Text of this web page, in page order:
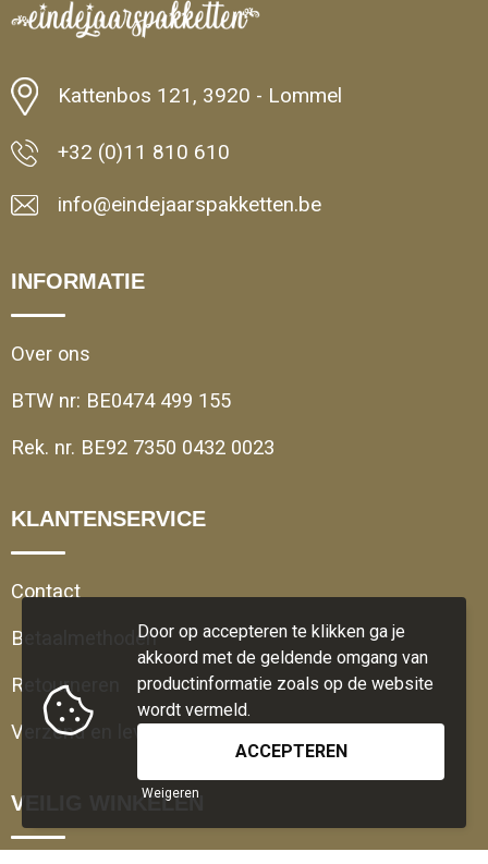
Kattenbos 121, 3920 - Lommel
+32 (0)11 810 610
info@eindejaarspakketten.be
INFORMATIE
Over ons
BTW nr: BE0474 499 155
Rek. nr. BE92 7350 0432 0023
KLANTENSERVICE
Contact
Betaalmethoden
Retourneren
Verzend en leveringsvoorwaarden
VEILIG WINKELEN
Door op accepteren te klikken ga je
akkoord met de geldende omgang van
productinformatie zoals op de website
wordt vermeld.
Weigeren